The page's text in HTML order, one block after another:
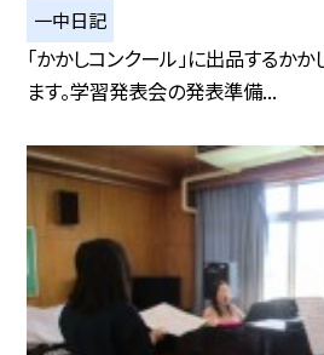
一中日記
「かかしコンクール」に出品するか
ます。学習発表会の発表準備...